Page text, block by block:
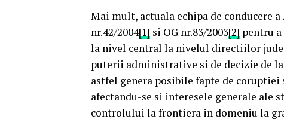
Mai mult, actuala echipa de conducere
nr.42/2004[1] si OG nr.83/2003[2] pentru
la nivel central la nivelul directiilor
puterii administrative si de decizie de
astfel genera posibile fapte de
afectandu-se si interesele generale ale
controlului la frontiera in domeniu la